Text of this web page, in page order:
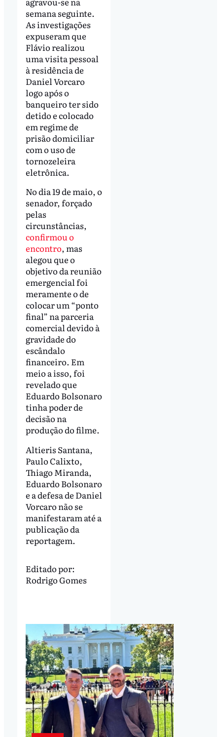
semana seguinte.
As investigações
expuseram que
Flávio realizou
uma visita pessoal
à residência de
Daniel Vorcaro
logo após o
banqueiro ter sido
detido e colocado
em regime de
prisão domiciliar
com o uso de
tornozeleira
eletrônica.
No dia 19 de maio, o
senador, forçado
pelas
circunstâncias,
confirmou o
encontro, mas
alegou que o
objetivo da reunião
emergencial foi
meramente o de
colocar um “ponto
final” na parceria
comercial devido à
gravidade do
escândalo
financeiro. Em
meio a isso, foi
revelado que
Eduardo Bolsonaro
tinha poder de
decisão na
produção do filme.
Altieris Santana,
Paulo Calixto,
Thiago Miranda,
Eduardo Bolsonaro
e a defesa de Daniel
Vorcaro não se
manifestaram até a
publicação da
reportagem.
Editado por:
Rodrigo Gomes